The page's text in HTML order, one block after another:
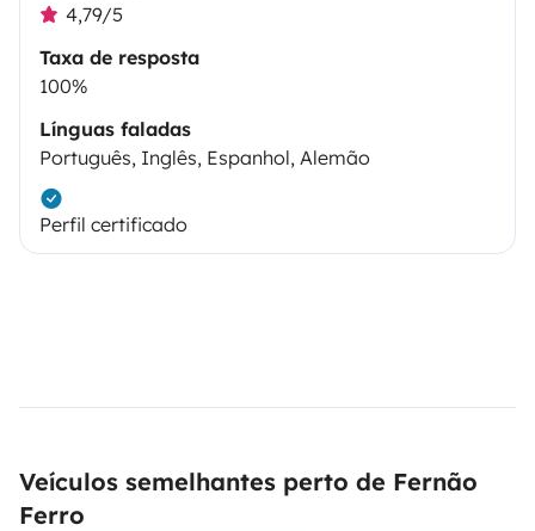
4,79/5
Taxa de resposta
100%
Línguas faladas
Português, Inglês, Espanhol, Alemão
Perfil certificado
Veículos semelhantes perto de Fernão
Ferro